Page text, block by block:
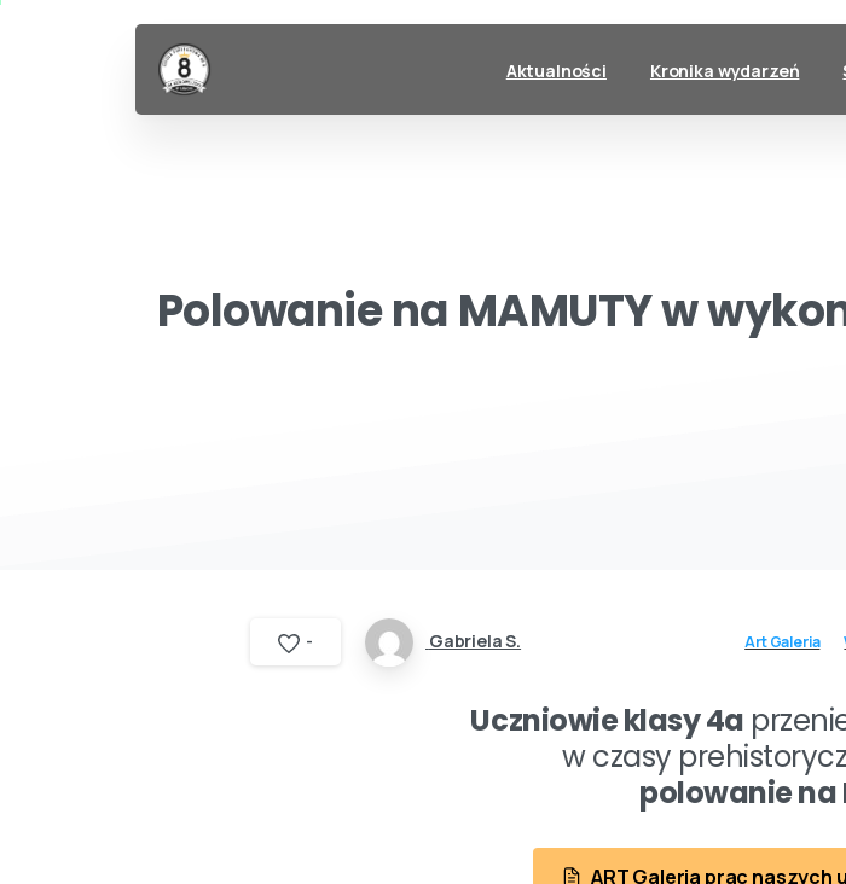
Aktualności Kronika wydarzeń
Polowaniena MAMUTYw
- Gabriela S. Art Galeria
Uczniowie klasy 4a
w czasy
polowanie na
ART Galeria prac naszych